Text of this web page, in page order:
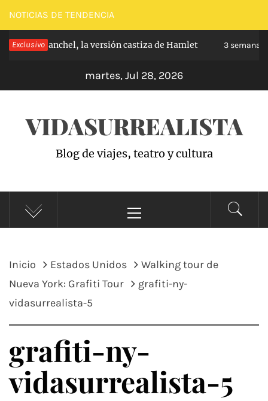
Saltar
al
contenido
NOTICIAS DE TENDENCIA
Exclusivo
de Carabanchel, la versión castiza de Hamlet 3 semanas
martes, Jul 28, 2026
VIDASURREALISTA
Blog de viajes, teatro y cultura
principal
Inicio Estados Unidos
Walking tour de
Nueva York: Grafiti Tour
grafiti-ny-
vidasurrealista-5
grafiti-ny-
vidasurrealista-5